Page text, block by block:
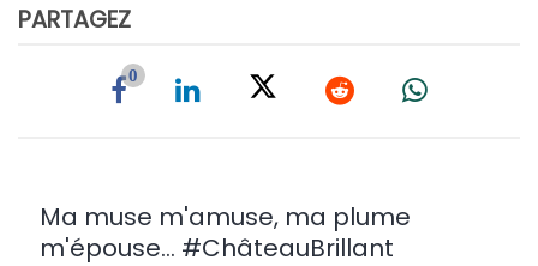
PARTAGEZ
0
Ma muse m'amuse, ma plume
m'épouse... #ChâteauBrillant